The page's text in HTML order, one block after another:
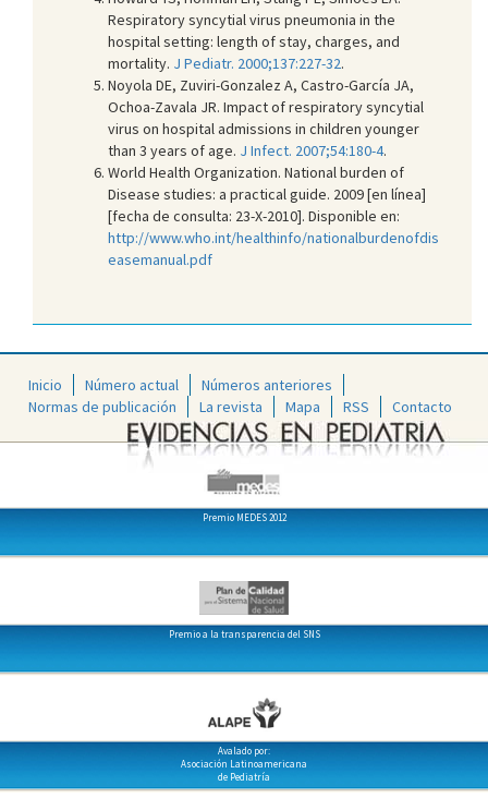
Respiratory syncytial virus pneumonia in the
hospital setting: length of stay, charges, and
mortality. J Pediatr. 2000;137:227-32.
Noyola DE, Zuviri-Gonzalez A, Castro-García JA,
Ochoa-Zavala JR. Impact of respiratory syncytial
virus on hospital admissions in children younger
than 3 years of age. J Infect. 2007;54:180-4.
World Health Organization. National burden of
Disease studies: a practical guide. 2009 [en línea]
[fecha de consulta: 23-X-2010]. Disponible en:
http://www.who.int/healthinfo/nationalburdenofdis
easemanual.pdf
Inicio Número actual
Números anteriores
Normas de publicación
La revista Mapa RSS Contacto
Premio MEDES 2012
Premio a la transparencia del SNS
Avalado por:
Asociación Latinoamericana
de Pediatría